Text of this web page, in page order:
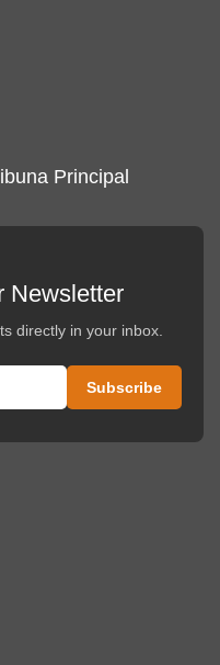
Principal
Newsletter
directly in your inbox.